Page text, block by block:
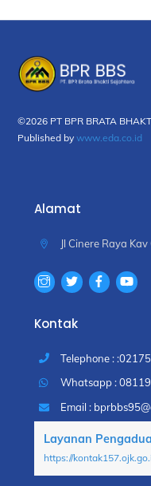
©2026 PT BPR BRATA
Published bywww.eda.co.id
Alamat
Jl Cinere Raya
Kontak
Telephone :
Whatsapp :
Email :
Layanan
https://